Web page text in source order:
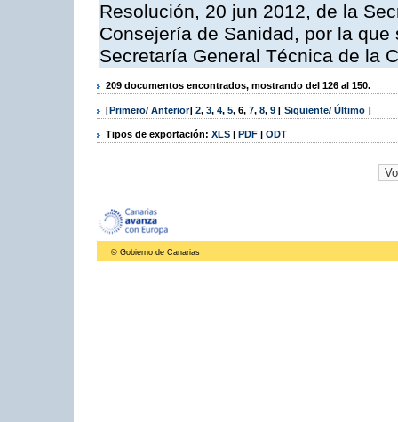
Resolución, 20 jun 2012, de la
Consejería de Sanidad, por la
Secretaría General Técnica de la
209 documentos encontrados, mostrando del 126 al 150.
[Primero/ Anterior] 2, 3, 4, 5, 6, 7, 8, 9 [ Siguiente/ Último ]
Tipos de exportación: XLS | PDF | ODT
© Gobierno de Canarias